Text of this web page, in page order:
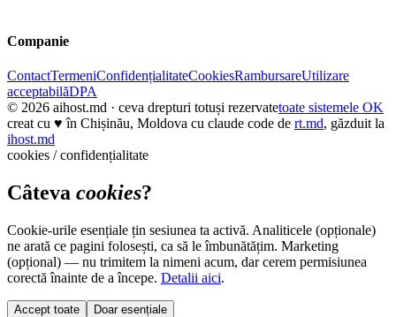
Companie
ContactTermeniConfidențialitateCookiesRambursareUtilizare
acceptabilăDPA
© 2026 aihost.md · ceva drepturi totuși rezervatetoate sistemele OK
creat cu ♥ în Chișinău, Moldova cu claude code de rt.md, găzduit la
ihost.md
cookies / confidențialitate
Câteva cookies?
Cookie-urile esențiale țin sesiunea ta activă. Analiticele (opționale)
ne arată ce pagini folosești, ca să le îmbunătățim. Marketing
(opțional) — nu trimitem la nimeni acum, dar cerem permisiunea
corectă înainte de a începe. Detalii aici.
Accept toate Doar esențiale